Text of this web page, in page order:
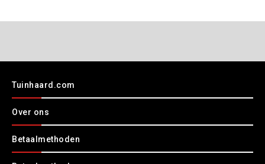
Tuinhaard.com
Over ons
Betaalmethoden